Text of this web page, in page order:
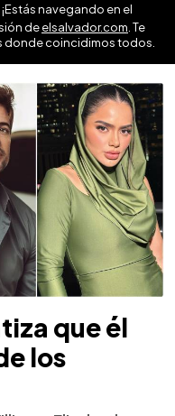
¡Estás navegando en el
deelsalvador.com . Te
donde coincidimos todos.
que él
los